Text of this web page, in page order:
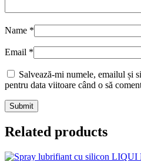
Name *
Email *
Salvează-mi numele, emailul și
pentru data viitoare când o să
Related products